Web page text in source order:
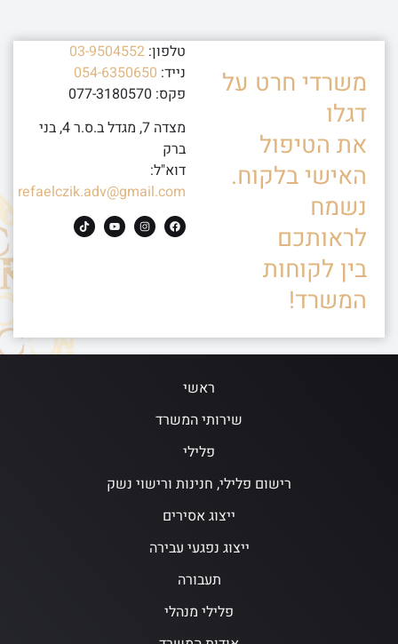
משרדי חרט על
דגלו
את הטיפול
האישי בלקוח.
נשמח
לראותכם
בין לקוחות
המשרד!
טלפון: 03-9504552
נייד: 054-6350650
פקס: 077-3180570
מצדה 7, מגדל ב.ס.ר 4, בני
ברק
דוא"ל:
refaelczik.adv@gmail.com
ראשי
שירותי המשרד
פלילי
רישום פלילי, חנינות ורישוי נשק
ייצוג אסירים
ייצוג נפגעי עבירה
תעבורה
פלילי מנהלי